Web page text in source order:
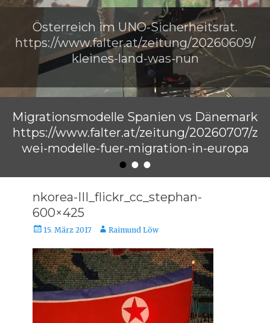
•••
Österreich im UNO-Sicherheitsrat.
https://www.falter.at/zeitung/20260609/
kleines-land-was-nun
Veröffentlicht am Raimund Löw
Migrationsmodelle Spanien vs Dänemark
https://www.falter.at/zeitung/20260707/z
wei-modelle-fuer-migration-in-europa
Raimund Löw
nkorea-III_flickr_cc_stephan-
600×425
Veröffentlicht
15. März 2017 AutorRaimund Löw